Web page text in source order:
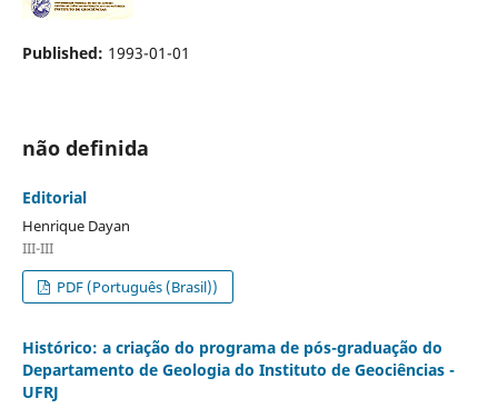
Published: 1993-01-01
não definida
Editorial
Henrique Dayan
III-III
PDF (Português (Brasil))
Histórico: a criação do programa de pós-graduação do
Departamento de Geologia do Instituto de Geociências -
UFRJ